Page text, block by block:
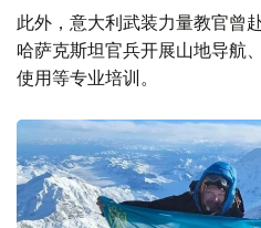
此外，意大利武装力量教官曾
哈萨克斯坦官兵开展山地导航
使用等专业培训。